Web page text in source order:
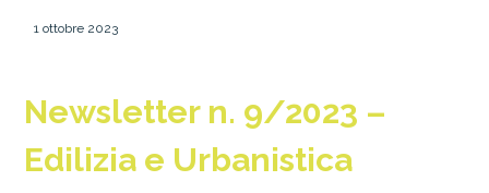
1 ottobre 2023
Newsletter n. 9/2023 –
Edilizia e Urbanistica